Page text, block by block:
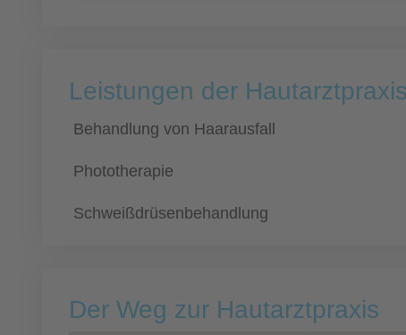
Leistungen der
Behandlung von Haarausfall
Phototherapie
Schweißdrüsenbehandlung
Der Weg zur Hautarztpraxis